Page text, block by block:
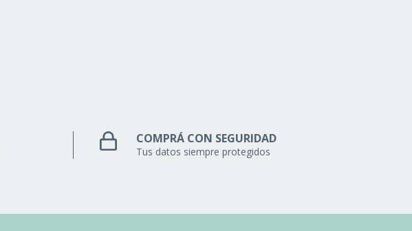
COMPRÁ CON SEGURIDAD
Tus datos siempre protegidos